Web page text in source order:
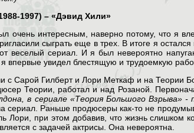
1997) – «Дэвид Хили»
очень интересным, наверно потому, что я
сыграть еще в трех. В итоге я
веселый сериал. И я был невероятно
впервые увидел блестящую и трудоемкую
с Сарой Гилберт и Лори Меткаф и на Теории
Теории, работал и над Розаной.
в сериале «Теория Большого Взрыва» -
сериал. Раньше продюсеры как-то не
Лори, при этом добавив, что жизнь слишком
с задачей актрисы. Она невероятна.